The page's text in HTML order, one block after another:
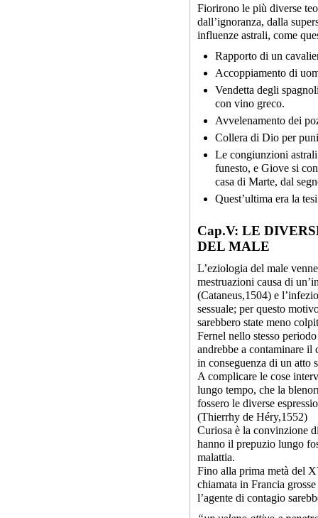
Fiorirono le più diverse
dall’ignoranza, dalla
influenze astrali, come
Rapporto di un
Accoppiamento di
Vendetta degli
con vino greco.
Avvelenamento dei
Collera di Dio per
Le congiunzioni
funesto, e Giove si
casa di Marte, dal
Quest’ultima era la
Cap.V: LE
DEL MALE
L’eziologia del male
mestruazioni causa di
(Cataneus,1504) e
sessuale; per questo
sarebbero state meno
Fernel nello stesso
andrebbe a contaminare il
in conseguenza di un atto
A complicare le cose
lungo tempo, che la
fossero le diverse
(Thierrhy de Héry,1552)
Curiosa è la convinzione
hanno il prepuzio lungo
malattia.
Fino alla prima metà del
chiamata in Francia
l’agente di contagio